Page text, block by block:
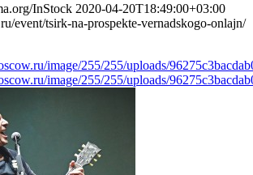
InStock 2020-04-20T18:49:00+03:00
event/tsirk-na-prospekte-vernadskogo-onlajn/
image/255/255/uploads/
image/255/255/uploads/